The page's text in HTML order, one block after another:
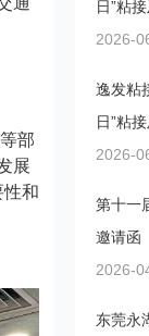
部
展
和
日”粘
2026-
逸发粘
日”粘
2026-
第十一
邀请函
2026-
东莞永